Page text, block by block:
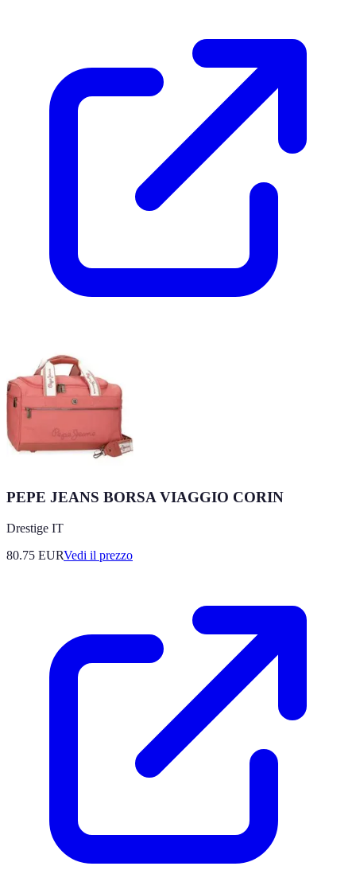
PEPE JEANS BORSA VIAGGIO CORIN
Drestige IT
80.75 EURVedi il prezzo